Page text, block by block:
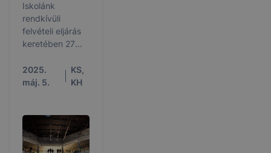
Iskolánk
rendkívüli
felvételi eljárás
keretében 27
hirdet meg
felvételt!
2025.
máj. 5.
KS,
KH